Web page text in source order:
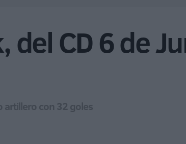
del CD 6 de
artillero con 32 goles